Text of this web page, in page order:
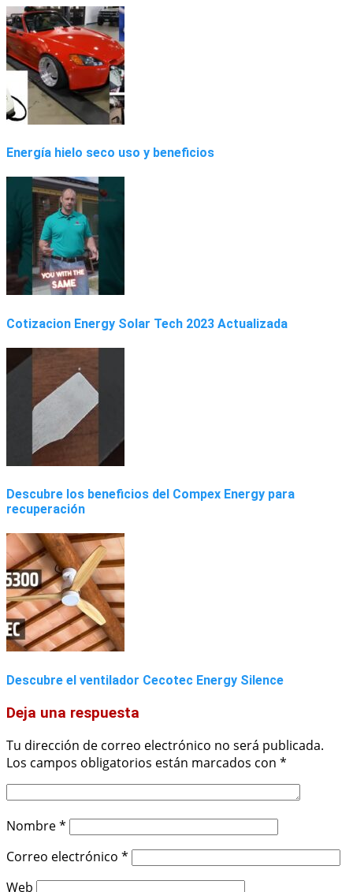
Energía hielo seco uso y beneficios
Cotizacion Energy Solar Tech 2023 Actualizada
Descubre los beneficios del Compex Energy para
recuperación
Descubre el ventilador Cecotec Energy Silence
Deja una respuesta
Tu dirección de correo electrónico no será publicada.
Los campos obligatorios están marcados con *
Nombre*
Correo electrónico *
Web